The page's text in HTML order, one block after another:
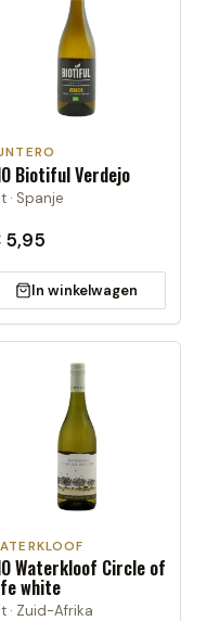
Biotiful Verdejo
· Spanje
5,95
In winkelwagen
Waterkloof Circle of
white
· Zuid-Afrika